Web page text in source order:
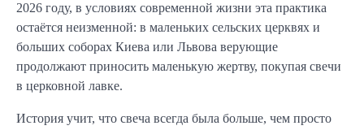
2026 году, в условиях современной жизни эта практика
остаётся неизменной: в маленьких сельских церквях и
больших соборах Киева или Львова верующие
продолжают приносить маленькую жертву, покупая свечи
в церковной лавке.
История учит, что свеча всегда была больше, чем просто